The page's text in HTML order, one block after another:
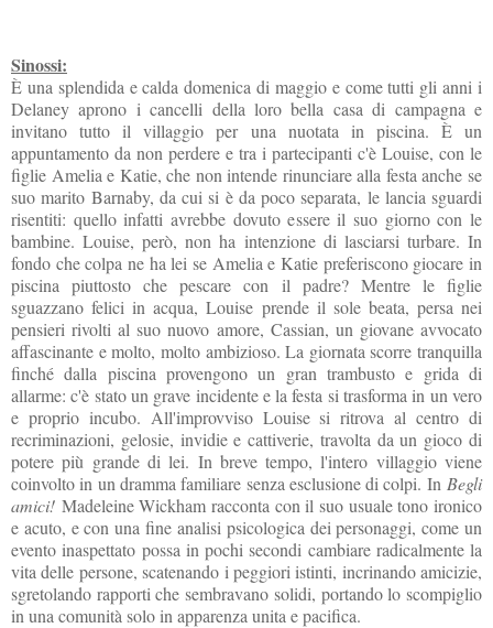
Sinossi:
È una splendida e calda domenica di maggio e come tutti gli anni i
Delaney aprono i cancelli della loro bella casa di campagna e
invitano tutto il villaggio per una nuotata in piscina. È un
appuntamento da non perdere e tra i partecipanti c'è Louise, con le
figlie Amelia e Katie, che non intende rinunciare alla festa anche se
suo marito Barnaby, da cui si è da poco separata, le lancia sguardi
risentiti: quello infatti avrebbe dovuto essere il suo giorno con le
bambine. Louise, però, non ha intenzione di lasciarsi turbare. In
fondo che colpa ne ha lei se Amelia e Katie preferiscono giocare in
piscina piuttosto che pescare con il padre? Mentre le figlie
sguazzano felici in acqua, Louise prende il sole beata, persa nei
pensieri rivolti al suo nuovo amore, Cassian, un giovane avvocato
affascinante e molto, molto ambizioso. La giornata scorre tranquilla
finché dalla piscina provengono un gran trambusto e grida di
allarme: c'è stato un grave incidente e la festa si trasforma in un vero
e proprio incubo. All'improvviso Louise si ritrova al centro di
recriminazioni, gelosie, invidie e cattiverie, travolta da un gioco di
potere più grande di lei. In breve tempo, l'intero villaggio viene
coinvolto in un dramma familiare senza esclusione di colpi. In Begli
amici! Madeleine Wickham racconta con il suo usuale tono ironico
e acuto, e con una fine analisi psicologica dei personaggi, come un
evento inaspettato possa in pochi secondi cambiare radicalmente la
vita delle persone, scatenando i peggiori istinti, incrinando amicizie,
sgretolando rapporti che sembravano solidi, portando lo scompiglio
in una comunità solo in apparenza unita e pacifica.